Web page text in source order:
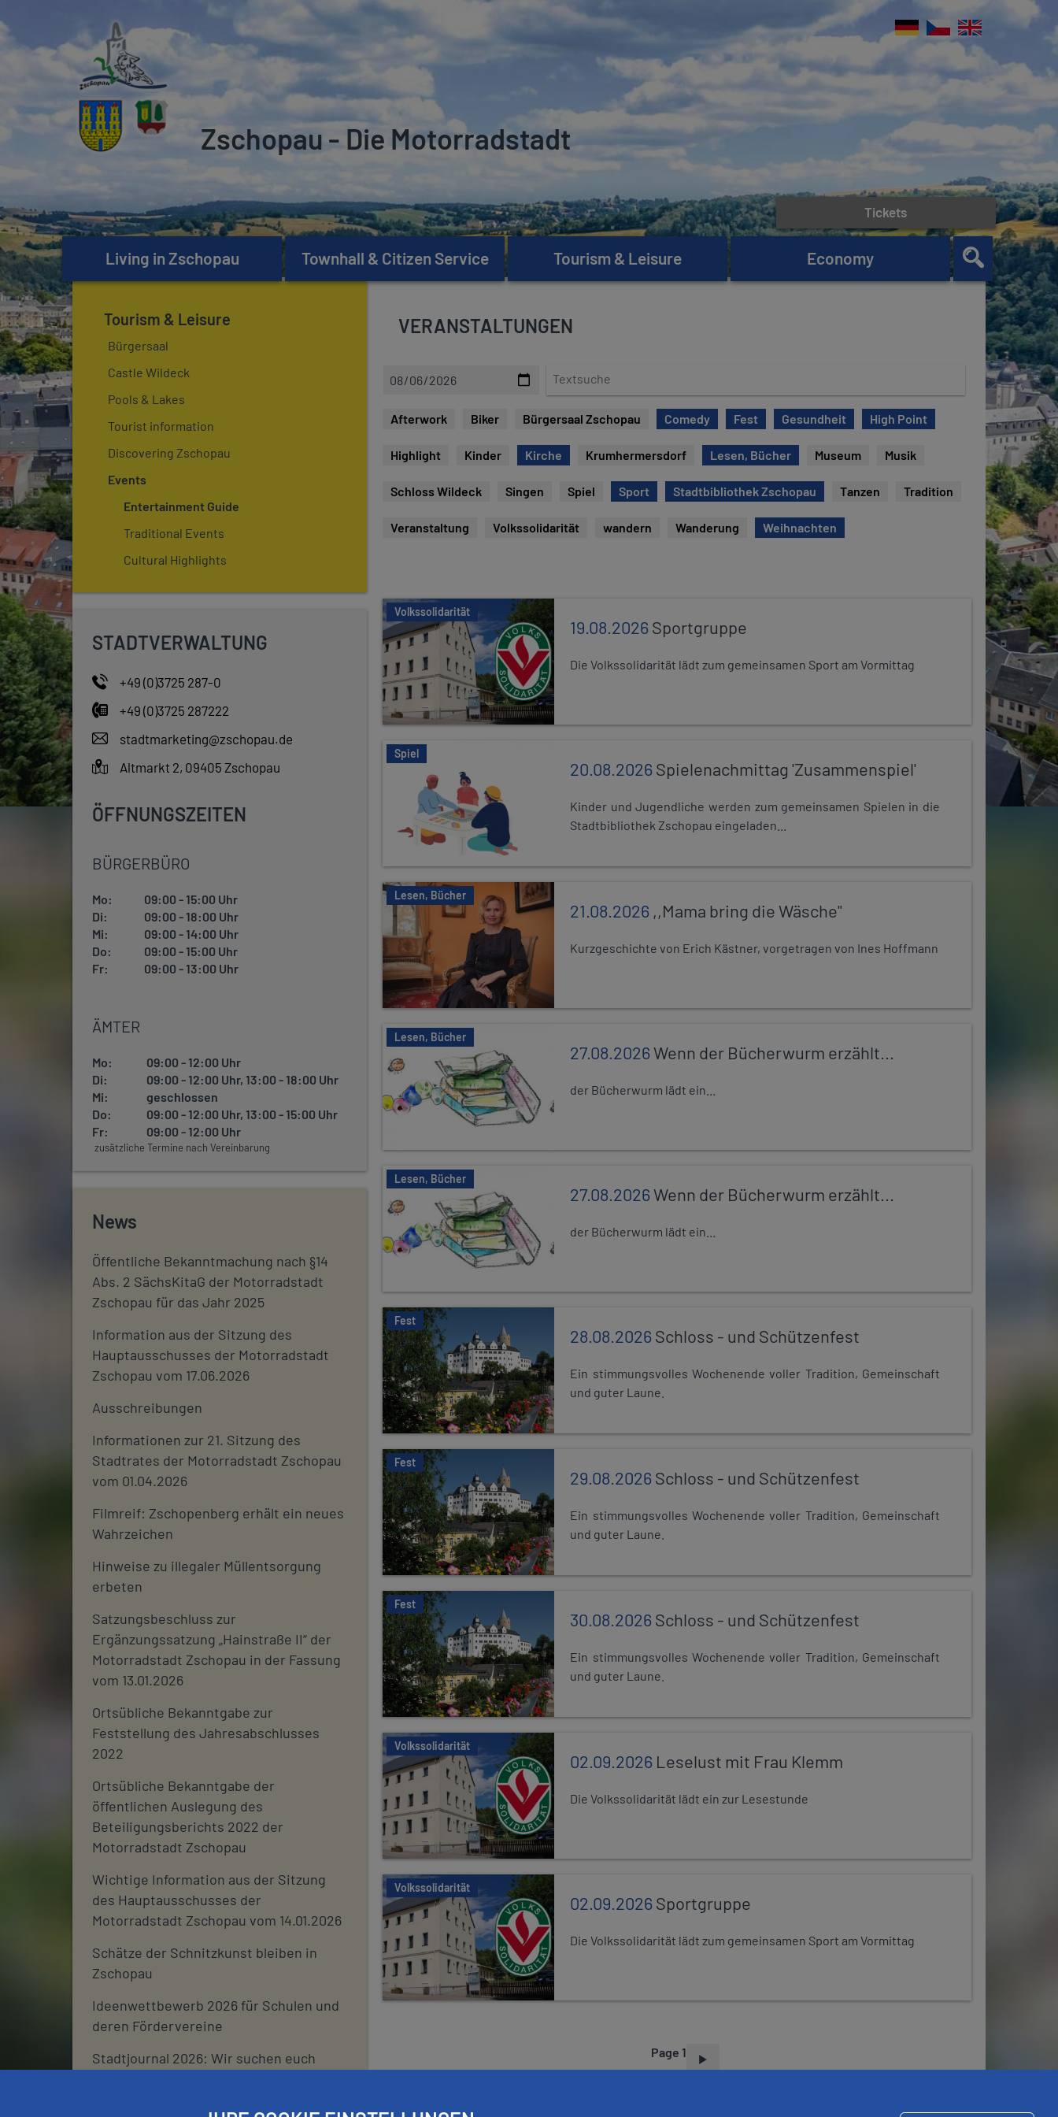
Zschopau - Die Motorradstadt
Living in Zschopau Townhall & Citizen Service Tourism & Leisure Economy
Tickets
Tourism & Leisure
Bürgersaal
Castle Wildeck
Pools & Lakes
Tourist information
Discovering Zschopau
Events
Entertainment Guide
Traditional Events
Cultural Highlights
STADTVERWALTUNG
+49 (0)3725 287-0
+49 (0)3725 287222
stadtmarketing@zschopau.de
Altmarkt 2, 09405 Zschopau
ÖFFNUNGSZEITEN
BÜRGERBÜRO
Mo:
09:00 - 15:00 Uhr
Di:
09:00 - 18:00 Uhr
Mi:
09:00 - 14:00 Uhr
Do:
09:00 - 15:00 Uhr
Fr:
09:00 - 13:00 Uhr
ÄMTER
Mo:
09:00 - 12:00 Uhr
Di:
09:00 - 12:00 Uhr, 13:00 - 18:00 Uhr
Mi:
geschlossen
Do:
09:00 - 12:00 Uhr, 13:00 - 15:00 Uhr
Fr:
09:00 - 12:00 Uhr
zusätzliche Termine nach Vereinbarung
News
Öffentliche Bekanntmachung nach §14
Abs. 2 SächsKitaG der Motorradstadt
Zschopau für das Jahr 2025
Information aus der Sitzung des
Hauptausschusses der Motorradstadt
Zschopau vom 17.06.2026
Ausschreibungen
Informationen zur 21. Sitzung des
Stadtrates der Motorradstadt Zschopau
vom 01.04.2026
Filmreif: Zschopenberg erhält ein neues
Wahrzeichen
Hinweise zu illegaler Müllentsorgung
erbeten
Satzungsbeschluss zur
Ergänzungssatzung „Hainstraße II“ der
Motorradstadt Zschopau in der Fassung
vom 13.01.2026
Ortsübliche Bekanntgabe zur
Feststellung des Jahresabschlusses
2022
Ortsübliche Bekanntgabe der
öffentlichen Auslegung des
Beteiligungsberichts 2022 der
Motorradstadt Zschopau
Wichtige Information aus der Sitzung
des Hauptausschusses der
Motorradstadt Zschopau vom 14.01.2026
Schätze der Schnitzkunst bleiben in
Zschopau
Ideenwettbewerb 2026 für Schulen und
deren Fördervereine
Stadtjournal 2026: Wir suchen euch
VERANSTALTUNGEN
t
s
u
Afterwork Biker Bürgersaal Zschopau Comedy Fest Gesundheit High Point
Highlight Kinder Kirche Krumhermersdorf Lesen, Bücher Museum Musik
Schloss Wildeck Singen Spiel Sport Stadtbibliothek Zschopau Tanzen Tradition
Veranstaltung Volkssolidarität wandern Wanderung Weihnachten
Volkssolidarität
19.08.2026Sportgruppe
Die Volkssolidarität lädt zum gemeinsamen Sport am Vormittag
Spiel
20.08.2026Spielenachmittag 'Zusammenspiel'
Kinder und Jugendliche werden zum gemeinsamen Spielen in die
Stadtbibliothek Zschopau eingeladen...
Lesen, Bücher
21.08.2026 ,,Mama bring die Wäsche"
Kurzgeschichte von Erich Kästner, vorgetragen von Ines Hoffmann
Lesen, Bücher
27.08.2026Wenn der Bücherwurm erzählt...
der Bücherwurm lädt ein...
Lesen, Bücher
27.08.2026Wenn der Bücherwurm erzählt...
der Bücherwurm lädt ein...
Fest
28.08.2026Schloss - und Schützenfest
Ein stimmungsvolles Wochenende voller Tradition, Gemeinschaft
und guter Laune.
Fest
29.08.2026Schloss - und Schützenfest
Ein stimmungsvolles Wochenende voller Tradition, Gemeinschaft
und guter Laune.
Fest
30.08.2026Schloss - und Schützenfest
Ein stimmungsvolles Wochenende voller Tradition, Gemeinschaft
und guter Laune.
Volkssolidarität
02.09.2026 Leselust mit Frau Klemm
Die Volkssolidarität lädt ein zur Lesestunde
Volkssolidarität
02.09.2026Sportgruppe
Die Volkssolidarität lädt zum gemeinsamen Sport am Vormittag
P
G
Page 1